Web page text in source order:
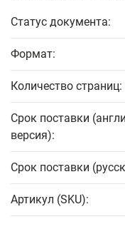
Статус документа:
Формат:
Количество страниц:
Срок поставки
версия):
Срок поставки
Артикул (SKU):